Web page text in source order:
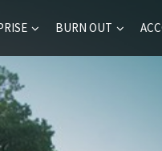
BURN OUT